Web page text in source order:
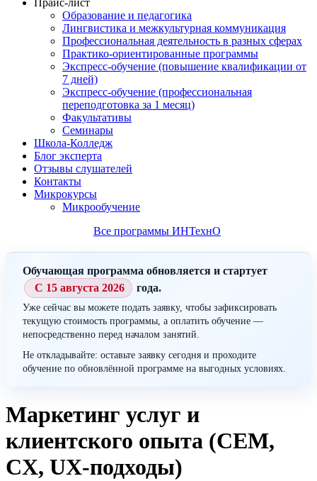
Прайс-лист
Образование и педагогика
Лингвистика и межкультурная коммуникация
Профессиональная деятельность в разных сферах
Практико-ориентированные программы
Экспресс-обучение (повышение квалификации от
7 дней)
Экспресс-обучение (профессиональная
переподготовка за 1 месяц)
Факультативы
Семинары
Школа-Колледж
Блог эксперта
Отзывы слушателей
Контакты
Микрокурсы
Микрообучение
Все программы ИНТехнО
Обучающая программа обновляется и стартует
С 15 августа 2026
года.
Уже сейчас вы можете подать заявку, чтобы зафиксировать
текущую стоимость программы, а оплатить обучение —
непосредственно перед началом занятий.
Не откладывайте: оставьте заявку сегодня и проходите
обучение по обновлённой программе на выгодных условиях.
Маркетинг услуг и
клиентского опыта (CEM,
CX, UX-подходы)